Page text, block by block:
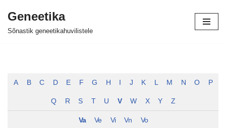
Skip
Geneetika
Sõnastik geneetikahuvilistele
A B C D E F G H J K L M N O P
Q R S T U V W X Y Z
Va Ve Vi Vn Vo